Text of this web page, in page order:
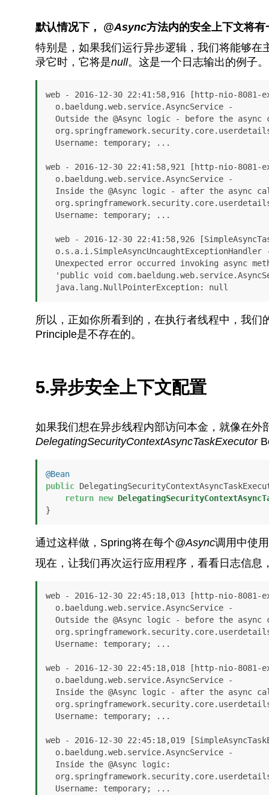
默认情况下， @Async方法内的安全上下文将有
特别是，如果我们运行异步逻辑，我们将能够在
录它时，它将是null。这是一个日志输出的例子。
web - 2016-12-30 22:41:58,916 [http-nio-8081-
web - 2016-12-30 22:41:58,921 [http-nio-8081-
  java.lang.NullPointerException: null
所以，正如你所看到的，在执行者线程中，我
Principle是不存在的。
5.异步安全上下文配置
如果我们想在异步线程内部访问本金，就像在外
DelegatingSecurityContextAsyncTaskExecutor
@Bean
public
return new
}
通过这样做，Spring将在每个@Async调用中使
现在，让我们再次运行应用程序，看看日志信息
web - 2016-12-30 22:45:18,013 [http-nio-8081-
web - 2016-12-30 22:45:18,018 [http-nio-8081-
web - 2016-12-30 22:45:18,019
  Username: temporary; ...